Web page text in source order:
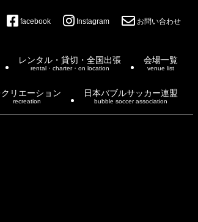
facebook Instagram お問い合わせ
レンタル・貸切・全国出張
rental・charter・on location
会場一覧
venue list
クリエーション
recreation
日本バブルサッカー連盟
bubble soccer association